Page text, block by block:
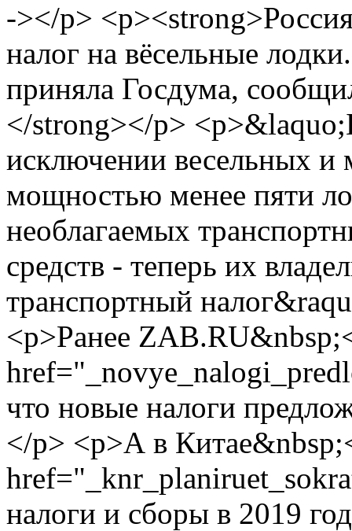
-></p>
налог на вёсельные
приняла Госдума,
</strong></p>
исключении весельных и
мощностью менее пяти
необлагаемых
средств - теперь их
транспортный
<p>Ранее
что новые налоги
</p> <p>А в
налоги и сборы в 2019